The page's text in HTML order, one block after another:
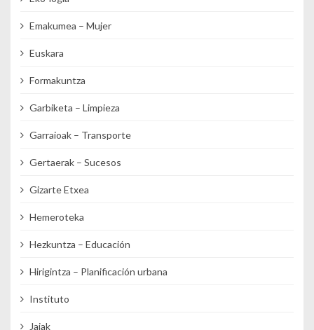
Emakumea – Mujer
Euskara
Formakuntza
Garbiketa – Limpieza
Garraioak – Transporte
Gertaerak – Sucesos
Gizarte Etxea
Hemeroteka
Hezkuntza – Educación
Hirigintza – Planificación urbana
Instituto
Jaiak